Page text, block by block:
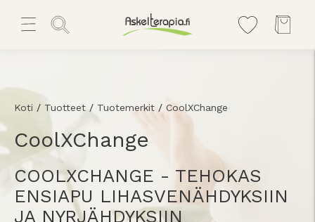
Koti / Tuotteet / Tuotemerkit / CoolXChange
CoolXChange
COOLXCHANGE - TEHOKAS
ENSIAPU LIHASVENÄHDYKSIIN
JA NYRJÄHDYKSIIN